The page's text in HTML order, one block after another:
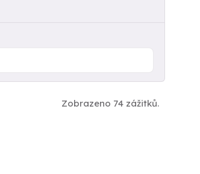
Zobrazeno 74 zážitků.